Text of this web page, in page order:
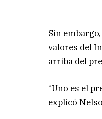
Sin
valores del
arriba del
“Uno es el
explicó